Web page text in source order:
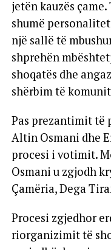
jetën kauzës
shumë
një sallë të
shprehën
shoqatës dhe
shërbim të
Pas prezantimit të
Altin Osmani dhe
procesi i votimit.
Osmani u zgjodh
Çamëria, Dega
Procesi zgjedhor
riorganizimit të